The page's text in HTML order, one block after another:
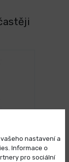
nastavení a
Informace o
pro sociální